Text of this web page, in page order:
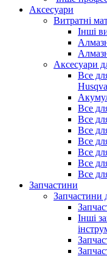
Аксесуари
Витратні
Інші
Аксесуари
Все
Все
Все
Все
Все
Все
Все
Все
Запчастини
Запчастини
Інші